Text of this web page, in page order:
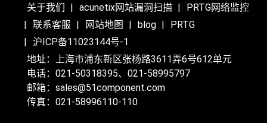
关于我们 acunetix网站漏洞扫描
PRTG网络监控
联系客服
网站地图 blog
PRTG
沪ICP备11023144号-1
地址：上海市浦东新区张杨路3611弄6号612单元
电话：021-50318395、021-58995797
邮箱：sales@51component.com
传真：021-58996110-110